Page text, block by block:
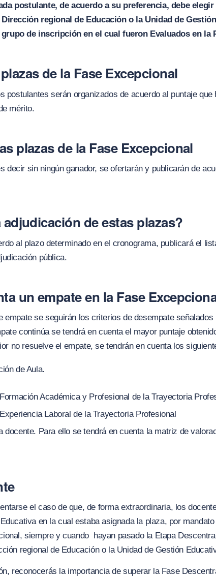
postulante, de acuerdo a su preferencia, debe
regional de Educación o la Unidad de
de inscripción en el cual fueron Evaluados en la
de la Fase Excepcional
postulantes serán organizados de acuerdo al puntaje que
mérito.
plazas de la Fase Excepcional
decir sin ningún ganador, se ofertarán y publicarán de
de estas plazas?
al plazo determinado en el cronograma, publicará el
pública.
un empate en la Fase
empate se seguirán los criterios de desempate señalados
continúa se tendrá en cuenta el mayor puntaje
no resuelve el empate, se tendrán en cuenta los
de Aula.
Académica y Profesional de la Trayectoria
Laboral de la Trayectoria Profesional
docente. Para ello se tendrá en cuenta la matriz de
el caso de que, de forma extraordinaria, los
en la cual estaba asignada la plaza, por
siempre y cuando hayan pasado la Etapa
regional de Educación o la Unidad de Gestión
reconocerás la importancia de superar la Fase